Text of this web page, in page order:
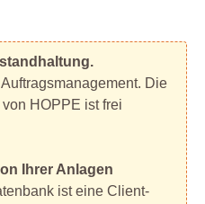
Die
HOPPE ist frei
Ihrer Anlagen
ist eine Client-